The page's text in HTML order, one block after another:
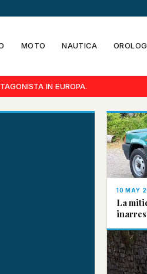
MOTO NAUTICA
IN EUROPA.
10 MAY
La